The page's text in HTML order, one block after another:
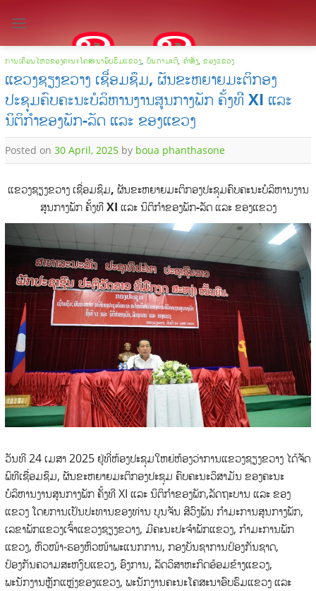
content
ການເຄື່ອນໄຫວຂອງຄະນະໂຄສະນາອົບຮົມແຂວງ, ບັນດາມະຕິ, ຄຳສັ່ງ, ຂອງແຂວງ
ແຂວງຊຽງຂວາງ ເຊື່ອມຊຶມ, ຜັນຂະຫຍາຍມະຕິກອງ
ປະຊຸມຄົບຄະນະບໍລິຫານງານສູນກາງພັກ ຄັ້ງທີ XI ແລະ
ນິຕິກໍາຂອງພັກ-ລັດ ແລະ ຂອງແຂວງ
Posted on 30 April, 2025 by boua phanthasone
ແຂວງຊຽງຂວາງ ເຊື່ອມຊຶມ, ຜັນຂະຫຍາຍມະຕິກອງປະຊຸມຄົບຄະນະບໍລິຫານງານ
ສູນກາງພັກ ຄັ້ງທີXI ແລະ ນິຕິກໍາຂອງພັກ-ລັດ ແລະ ຂອງແຂວງ
ວັນທີ 24 ເມສາ 2025 ຢູ່ທີ່ຫ້ອງປະຊຸມໃຫຍ່ຫ້ອງວ່າການແຂວງຊຽງຂວາງ ໄດ້ຈັດ
ພິທີເຊື່ອມຊຶມ, ຜັນຂະຫຍາຍມະຕິກອງປະຊຸມ ຄົບຄະນະວິສາມັນ ຂອງຄະນະ
ບໍລິຫານງານສູນກາງພັກ ຄັ້ງທີ XI ແລະ ນິຕິກໍາຂອງພັກ,ລັດຖະບານ ແລະ ຂອງ
ແຂວງ ໂດຍການເປັນປະທານຂອງທ່ານ ບູນຈັນ ສີວົງພັນ ກໍາມະການສູນກາງພັກ,
ເລຂາພັກແຂວງເຈົ້າແຂວງຊຽງຂວາງ, ມີຄະນະປະຈໍາພັກແຂວງ, ກໍາມະການພັກ
ແຂວງ, ຫົວໜ້າ-ຮອງຫົວໜ້າພະແນກການ, ກອງບັນຊາການປ້ອງກັນຊາດ,
ປ້ອງກັນຄວາມສະຫງົບແຂວງ, ອົງການ, ລັດວິສາຫະກິດອ້ອມຂ້າງແຂວງ,
ພະນັກງານຫຼັກແຫຼ່ງຂອງແຂວງ, ພະນັກງານຄະນະໂຄສະນາອົບຮົມແຂວງ ແລະ